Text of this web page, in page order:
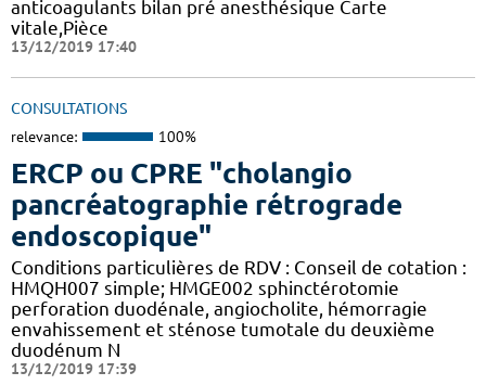
anticoagulants bilan pré anesthésique Carte
vitale,Pièce
13/12/2019 17:40
CONSULTATIONS
relevance: 100%
ERCP ou CPRE "cholangio
pancréatographie rétrograde
endoscopique"
Conditions particulières de RDV : Conseil de cotation :
HMQH007 simple; HMGE002 sphinctérotomie
perforation duodénale, angiocholite, hémorragie
envahissement et sténose tumotale du deuxième
duodénum N
13/12/2019 17:39